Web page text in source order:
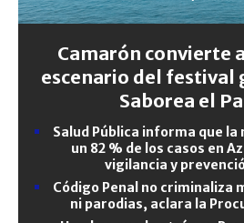
Camarón convierte
escenario del festival
Saborea el
Salud Pública informa que la
un 82 % de los casos en
vigilancia y
Código Penal no criminaliza
ni parodias, aclara la